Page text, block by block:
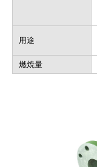
用途
燃焼量